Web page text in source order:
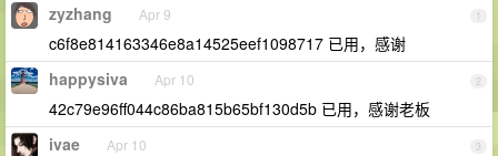
1
zyzhang Apr 9
c6f8e814163346e8a14525eef1098717 已用，感谢
2
happysiva Apr 10
42c79e96ff044c86ba815b65bf130d5b 已用，感谢老板
3
ivae Apr 10